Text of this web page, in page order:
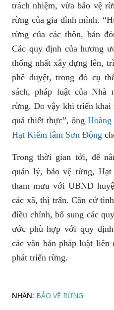
trách nhiệm, vừa bảo vệ
rừng của gia đình mình.
rừng của các thôn, bản
Các quy định của hương
thống nhất xây dựng lên,
phê duyệt, trong đó cụ
sách, pháp luật của Nhà
rừng. Do vậy khi triển khai
quả thiết thực”, ông
Hạt Kiểm lâm Sơn Động
Trong thời gian tới, để
quản lý, bảo vệ rừng,
tham mưu với UBND
các xã, thị trấn. Căn cứ
điều chỉnh, bổ sung các
ước phù hợp với quy
các văn bản pháp luật liên
phát triển rừng.
NHÃN: BẢO VỆ RỪNG